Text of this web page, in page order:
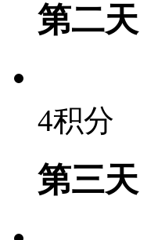
第二天
4积分
第三天